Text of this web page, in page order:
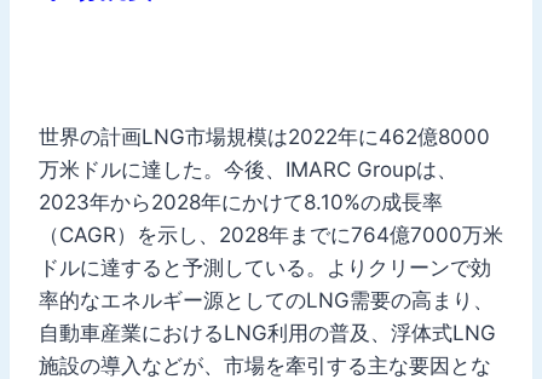
世界の計画LNG市場規模は2022年に462億8000
万米ドルに達した。今後、IMARC Groupは、
2023年から2028年にかけて8.10%の成長率
（CAGR）を示し、2028年までに764億7000万米
ドルに達すると予測している。よりクリーンで効
率的なエネルギー源としてのLNG需要の高まり、
自動車産業におけるLNG利用の普及、浮体式LNG
施設の導入などが、市場を牽引する主な要因とな